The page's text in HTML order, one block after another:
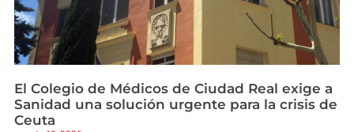
El Colegio de Médicos de Ciudad Real exige a
Sanidad una solución urgente para la crisis de
Ceuta